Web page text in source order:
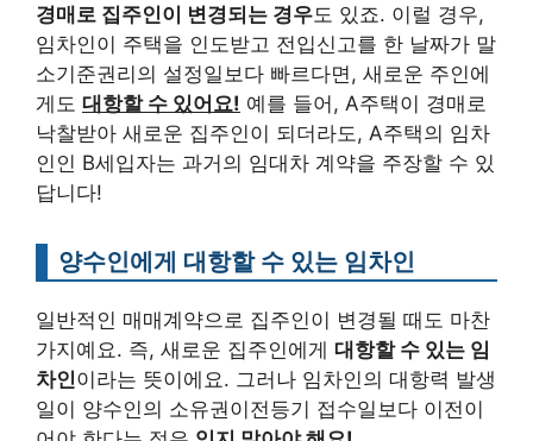
경매로 집주인이 변경되는 경우도 있죠. 이럴 경우,
임차인이 주택을 인도받고 전입신고를 한 날짜가 말
소기준권리의 설정일보다 빠르다면, 새로운 주인에
게도 대항할 수 있어요! 예를 들어, A주택이 경매로
낙찰받아 새로운 집주인이 되더라도, A주택의 임차
인인 B세입자는 과거의 임대차 계약을 주장할 수 있
답니다!
양수인에게 대항할 수 있는 임차인
일반적인 매매계약으로 집주인이 변경될 때도 마찬
가지예요. 즉, 새로운 집주인에게 대항할 수 있는 임
차인이라는 뜻이에요. 그러나 임차인의 대항력 발생
일이 양수인의 소유권이전등기 접수일보다 이전이